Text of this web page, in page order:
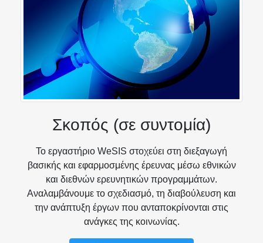
Σκοπός (σε συντομία)
Το εργαστήριο WeSIS στοχεύει στη διεξαγωγή
βασικής και εφαρμοσμένης έρευνας μέσω εθνικών
και διεθνών ερευνητικών προγραμμάτων.
Αναλαμβάνουμε το σχεδιασμό, τη διαβούλευση και
την ανάπτυξη έργων που ανταποκρίνονται στις
ανάγκες της κοινωνίας.